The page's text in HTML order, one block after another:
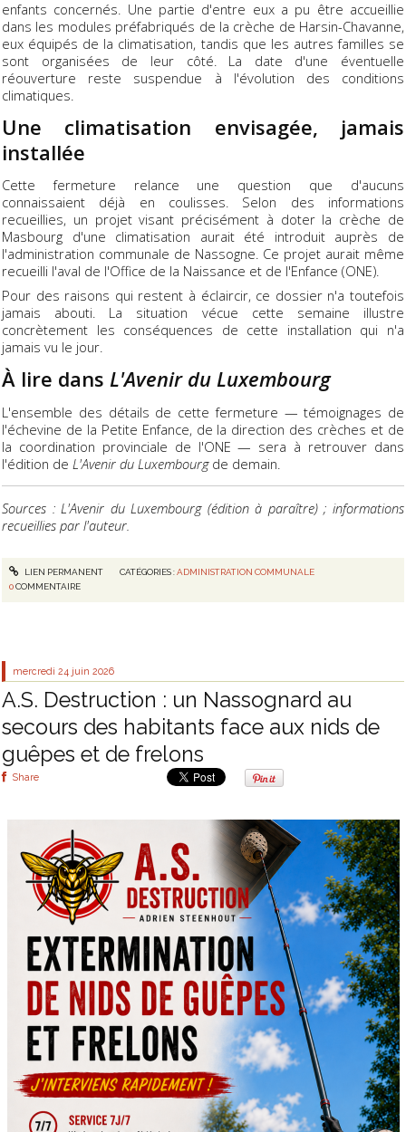
enfants concernés. Une partie d'entre eux a pu être accueillie
dans les modules préfabriqués de la crèche de Harsin-Chavanne,
eux équipés de la climatisation, tandis que les autres familles se
sont organisées de leur côté. La date d'une éventuelle
réouverture reste suspendue à l'évolution des conditions
climatiques.
Une climatisation envisagée, jamais
installée
Cette fermeture relance une question que d'aucuns
connaissaient déjà en coulisses. Selon des informations
recueillies, un projet visant précisément à doter la crèche de
Masbourg d'une climatisation aurait été introduit auprès de
l'administration communale de Nassogne. Ce projet aurait même
recueilli l'aval de l'Office de la Naissance et de l'Enfance (ONE).
Pour des raisons qui restent à éclaircir, ce dossier n'a toutefois
jamais abouti. La situation vécue cette semaine illustre
concrètement les conséquences de cette installation qui n'a
jamais vu le jour.
À lire dans L'Avenir du Luxembourg
L'ensemble des détails de cette fermeture — témoignages de
l'échevine de la Petite Enfance, de la direction des crèches et de
la coordination provinciale de l'ONE — sera à retrouver dans
l'édition de L'Avenir du Luxembourgde demain.
Sources : L'Avenir du Luxembourg (édition à paraître) ; informations
recueillies par l'auteur.
LIEN PERMANENT CATÉGORIES :ADMINISTRATION COMMUNALE
0COMMENTAIRE
mercredi 24 juin 2026
A.S. Destruction : un Nassognard au
secours des habitants face aux nids de
guêpes et de frelons
Share